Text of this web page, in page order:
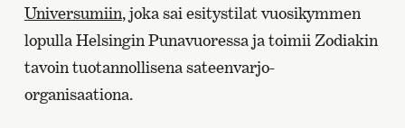
Universumiin, joka sai esitystilat vuosikymmen
lopulla Helsingin Punavuoressa ja toimii Zodiakin
tavoin tuotannollisena sateenvarjo-
organisaationa.